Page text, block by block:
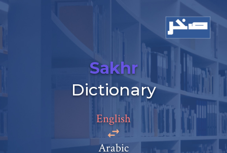
Sakhr
Dictionary
English
Arabic
Add a comment